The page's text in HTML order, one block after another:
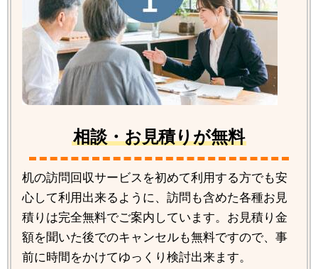
相談・お見積りが無料
机の訪問回収サービスを初めて利用する方でも安
心して利用出来るように、訪問も含めた各種お見
積りは完全無料でご案内しています。お見積り金
額を聞いた後でのキャンセルも無料ですので、事
前に時間をかけてゆっくり検討出来ます。